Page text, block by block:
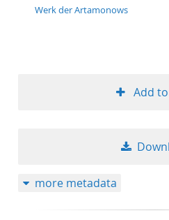
Werk der Artamonows
Add
more metadata